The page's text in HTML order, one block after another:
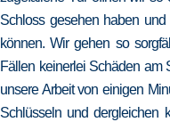
Schloss gesehen haben
können. Wir gehen so
Fällen keinerlei Schäden am
unsere Arbeit von einigen
Schlüsseln und dergleichen